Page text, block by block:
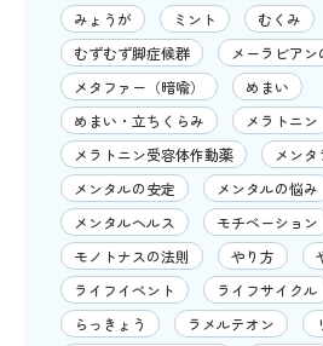
みょうが
ミント
むくみ
むずむず脚症候群
メーラビアン
メタファー（暗喩）
めまい
めまい・立ちくらみ
メラトニン
メラトニン受容体作動薬
メン
メンタルの安定
メンタルの悩み
メンタルヘルス
モチベーション
モノトナスの法則
やり方
ライフイベント
ライフサイクル
らっきょう
ラメルテオン